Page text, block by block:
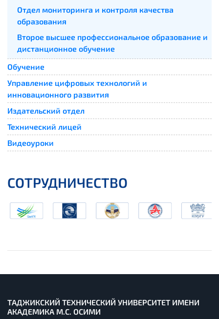
Отдел мониторинга и контроля качества
образования
Второе высшее профессиональное образование и
дистанционное обучение
Обучение
Управление цифровых технологий и
инновационного развития
Издательский отдел
Технический лицей
Видеоуроки
СОТРУДНИЧЕСТВО
ТАДЖИКСКИЙ ТЕХНИЧЕСКИЙ УНИВЕРСИТЕТ ИМЕНИ
АКАДЕМИКА М.С. ОСИМИ